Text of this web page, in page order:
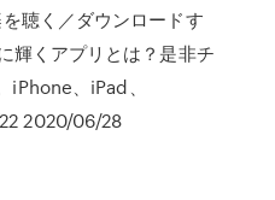
聴く／ダウンロードす
輝くアプリとは？是非チ
iPhone、iPad、
2020/06/28